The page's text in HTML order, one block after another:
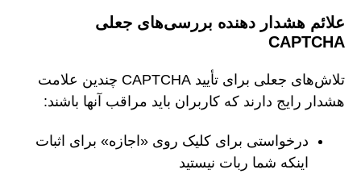
علائم هشدار دهنده بررسی‌های جعلی
CAPTCHA
تلاش‌های جعلی برای تأیید CAPTCHA چندین علامت
هشدار رایج دارند که کاربران باید مراقب آنها باشند:
درخواستی برای کلیک روی «اجازه» برای اثبات
اینکه شما ربات نیستید